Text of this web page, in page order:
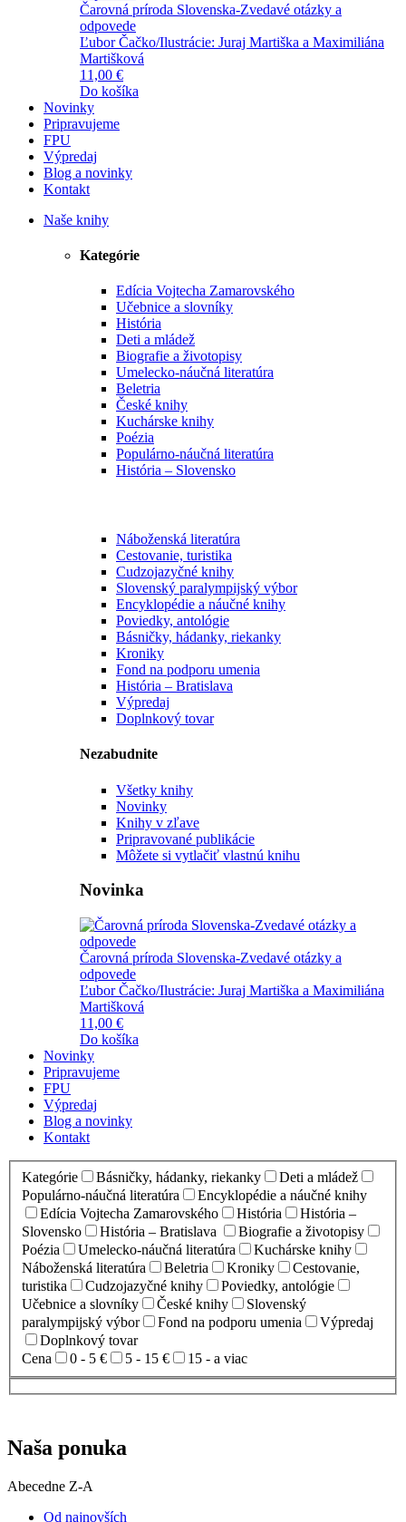
Čarovná príroda Slovenska-Zvedavé otázky a
odpovede
Ľubor Čačko/Ilustrácie: Juraj Martiška a Maximiliána
Martišková
11,00 €
Do košíka
Novinky
Pripravujeme
FPU
Výpredaj
Blog a novinky
Kontakt
Naše knihy
Kategórie
Edícia Vojtecha Zamarovského
Učebnice a slovníky
História
Deti a mládež
Biografie a životopisy
Umelecko-náučná literatúra
Beletria
České knihy
Kuchárske knihy
Poézia
Populárno-náučná literatúra
História – Slovensko
Náboženská literatúra
Cestovanie, turistika
Cudzojazyčné knihy
Slovenský paralympijský výbor
Encyklopédie a náučné knihy
Poviedky, antológie
Básničky, hádanky, riekanky
Kroniky
Fond na podporu umenia
História – Bratislava
Výpredaj
Doplnkový tovar
Nezabudnite
Všetky knihy
Novinky
Knihy v zľave
Pripravované publikácie
Môžete si vytlačiť vlastnú knihu
Novinka
Čarovná príroda Slovenska-Zvedavé otázky a
odpovede
Ľubor Čačko/Ilustrácie: Juraj Martiška a Maximiliána
Martišková
11,00 €
Do košíka
Novinky
Pripravujeme
FPU
Výpredaj
Blog a novinky
Kontakt
Kategórie Básničky, hádanky, riekanky
Deti a mládež
Populárno-náučná literatúra
Encyklopédie a náučné knihy
Edícia Vojtecha Zamarovského
História
História –
Slovensko
História – Bratislava
Biografie a životopisy
Poézia
Umelecko-náučná literatúra
Kuchárske knihy
Náboženská literatúra
Beletria Kroniky
Cestovanie,
turistika
Cudzojazyčné knihy
Poviedky, antológie
Učebnice a slovníky
České knihy
Slovenský
paralympijský výbor
Fond na podporu umenia
Výpredaj
Doplnkový tovar
Cena
0 - 5 € 5 - 15 € 15 - a viac
Naša ponuka
Abecedne Z-A
Od najnovších